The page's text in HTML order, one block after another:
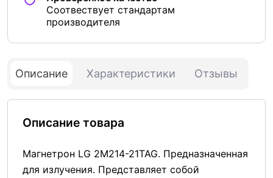
Соотвествует стандартам
производителя
Описание Характеристики Отзывы
Описание товара
Магнетрон LG 2M214-21TAG. Предназначенная
для излучения. Представляет собой